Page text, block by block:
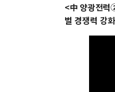
<中 양광전력
벌 경쟁력 강